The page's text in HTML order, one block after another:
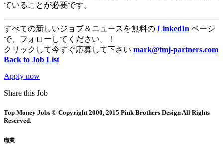
ていることが必要です。
すべての新しいジョブ＆ニュースを無料の LinkedIn ページ
で、フォローしてください。！
クリックして今すぐ応募して下さい mark@tmj-partners.com
Back to Job List
Apply now
Share this Job
Top Money Jobs © Copyright 2000, 2015 Pink Brothers Design All Rights
Reserved.
職業